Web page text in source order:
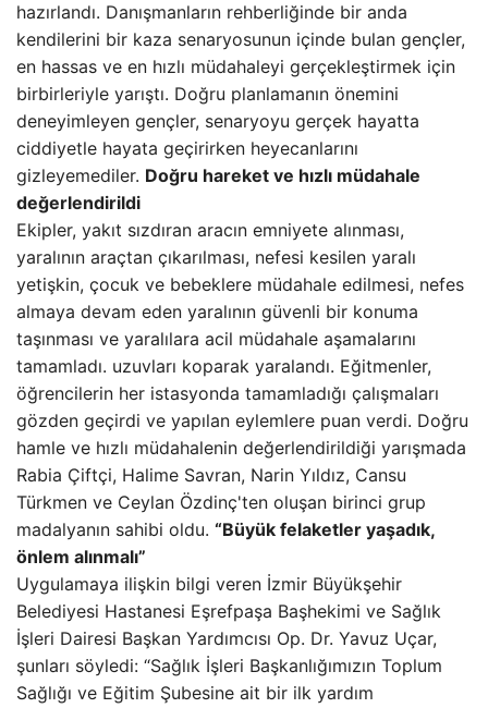
hazırlandı. Danışmanların rehberliğinde bir anda
kendilerini bir kaza senaryosunun içinde bulan gençler,
en hassas ve en hızlı müdahaleyi gerçekleştirmek için
birbirleriyle yarıştı. Doğru planlamanın önemini
deneyimleyen gençler, senaryoyu gerçek hayatta
ciddiyetle hayata geçirirken heyecanlarını
gizleyemediler. Doğru hareket ve hızlı müdahale
değerlendirildi
Ekipler, yakıt sızdıran aracın emniyete alınması,
yaralının araçtan çıkarılması, nefesi kesilen yaralı
yetişkin, çocuk ve bebeklere müdahale edilmesi, nefes
almaya devam eden yaralının güvenli bir konuma
taşınması ve yaralılara acil müdahale aşamalarını
tamamladı. uzuvları koparak yaralandı. Eğitmenler,
öğrencilerin her istasyonda tamamladığı çalışmaları
gözden geçirdi ve yapılan eylemlere puan verdi. Doğru
hamle ve hızlı müdahalenin değerlendirildiği yarışmada
Rabia Çiftçi, Halime Savran, Narin Yıldız, Cansu
Türkmen ve Ceylan Özdinç'ten oluşan birinci grup
madalyanın sahibi oldu. “Büyük felaketler yaşadık,
önlem alınmalı”
Uygulamaya ilişkin bilgi veren İzmir Büyükşehir
Belediyesi Hastanesi Eşrefpaşa Başhekimi ve Sağlık
İşleri Dairesi Başkan Yardımcısı Op. Dr. Yavuz Uçar,
şunları söyledi: “Sağlık İşleri Başkanlığımızın Toplum
Sağlığı ve Eğitim Şubesine ait bir ilk yardım